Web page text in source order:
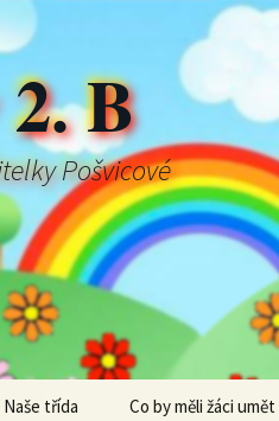
B
Pošvicové
Naše třída Co by měli žáci umět